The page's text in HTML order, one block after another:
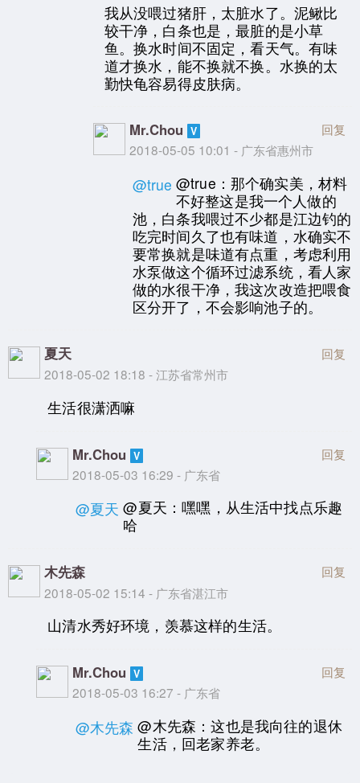
我从没喂过猪肝，太脏水了。泥鳅比
较干净，白条也是，最脏的是小草
鱼。换水时间不固定，看天气。有味
道才换水，能不换就不换。水换的太
勤快龟容易得皮肤病。
Mr.Chou
2018-05-05 10:01 - 广东省惠州市
回复
@true @true：那个确实美，材料
不好整这是我一个人做的
池，白条我喂过不少都是江边钓的
吃完时间久了也有味道，水确实不
要常换就是味道有点重，考虑利用
水泵做这个循环过滤系统，看人家
做的水很干净，我这次改造把喂食
区分开了，不会影响池子的。
夏天
2018-05-02 18:18 - 江苏省常州市
回复
生活很潇洒嘛
Mr.Chou
2018-05-03 16:29 - 广东省
回复
@夏天 @夏天：嘿嘿，从生活中找点乐趣
哈
木先森
2018-05-02 15:14 - 广东省湛江市
回复
山清水秀好环境，羡慕这样的生活。
Mr.Chou
2018-05-03 16:27 - 广东省
回复
@木先森 @木先森：这也是我向往的退休
生活，回老家养老。